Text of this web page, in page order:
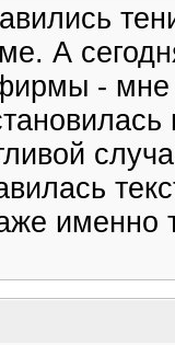
А
- мне
именно